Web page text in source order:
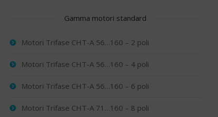
Gamma motori standard
Motori Trifase CHT-A 56…160 – 2 poli
Motori Trifase CHT-A 56…160 – 4 poli
Motori Trifase CHT-A 56…160 – 6 poli
Motori Trifase CHT-A 71…160 – 8 poli